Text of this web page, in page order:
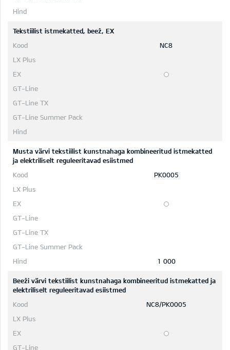
Tekstiilist istmekatted, beež, EX
NC8
Musta värvi tekstiilist kunstnahaga kombineeritud istmekatted
ja elektriliselt reguleeritavad esiistmed
PK0005
1 000
Beeži värvi tekstiilist kunstnahaga kombineeritud istmekatted ja
elektriliselt reguleeritavad esiistmed
NC8/PK0005